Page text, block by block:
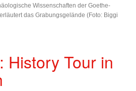
Wissenschaften der Goethe-
das Grabungsgelände (Foto: Biggi
History Tour in